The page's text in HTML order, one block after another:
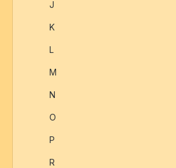
J
K
L
M
N
O
P
R